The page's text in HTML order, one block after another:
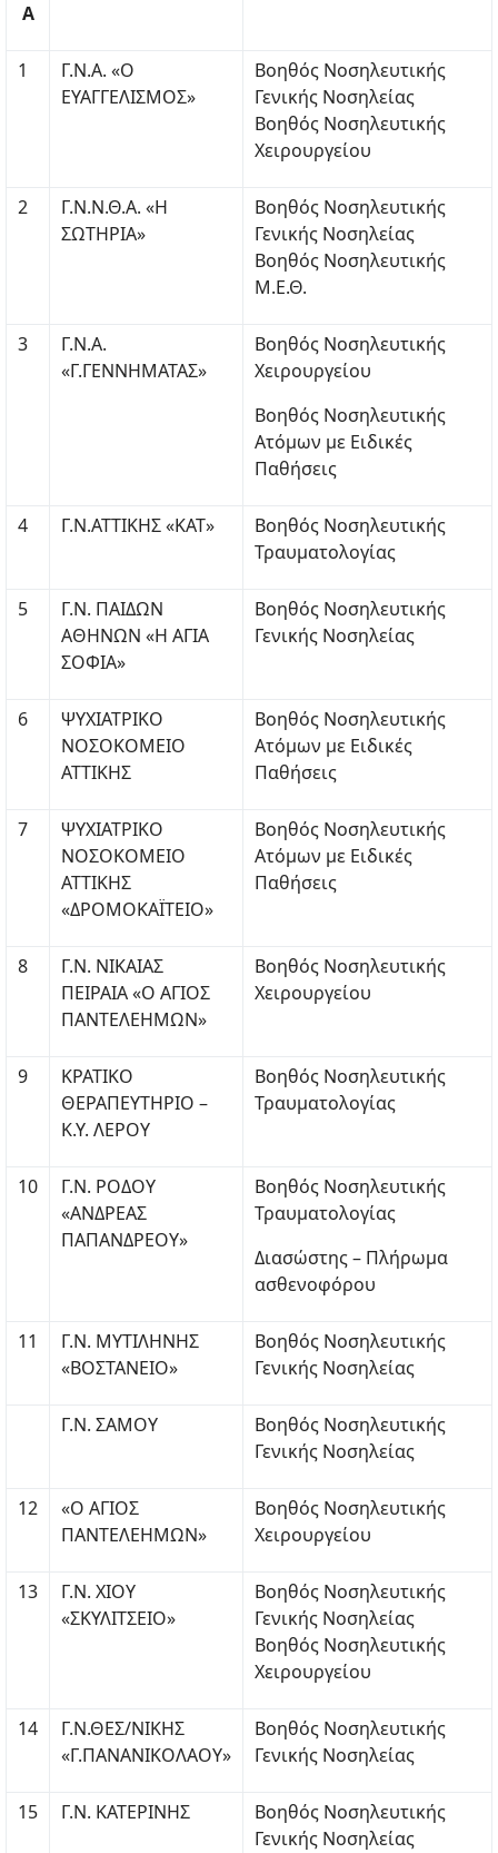
Α
1
Γ.Ν.Α. «Ο
ΕΥΑΓΓΕΛΙΣΜΟΣ»
Βοηθός Νοσηλευτικής
Γενικής Νοσηλείας
Βοηθός Νοσηλευτικής
Χειρουργείου
2
Γ.Ν.Ν.Θ.Α. «Η
ΣΩΤΗΡΙΑ»
Βοηθός Νοσηλευτικής
Γενικής Νοσηλείας
Βοηθός Νοσηλευτικής
Μ.Ε.Θ.
3
Γ.Ν.Α.
«Γ.ΓΕΝΝΗΜΑΤΑΣ»
Βοηθός Νοσηλευτικής
Χειρουργείου
Βοηθός Νοσηλευτικής
Ατόμων με Ειδικές
Παθήσεις
4 Γ.Ν.ΑΤΤΙΚΗΣ «ΚΑΤ»
Βοηθός Νοσηλευτικής
Τραυματολογίας
5
Γ.Ν. ΠΑΙΔΩΝ
ΑΘΗΝΩΝ «Η ΑΓΙΑ
ΣΟΦΙΑ»
Βοηθός Νοσηλευτικής
Γενικής Νοσηλείας
6
ΨΥΧΙΑΤΡΙΚΟ
ΝΟΣΟΚΟΜΕΙΟ
ΑΤΤΙΚΗΣ
Βοηθός Νοσηλευτικής
Ατόμων με Ειδικές
Παθήσεις
7
ΨΥΧΙΑΤΡΙΚΟ
ΝΟΣΟΚΟΜΕΙΟ
ΑΤΤΙΚΗΣ
«ΔΡΟΜΟΚΑΪΤΕΙΟ»
Βοηθός Νοσηλευτικής
Ατόμων με Ειδικές
Παθήσεις
8
Γ.Ν. ΝΙΚΑΙΑΣ
ΠΕΙΡΑΙΑ «Ο ΑΓΙΟΣ
ΠΑΝΤΕΛΕΗΜΩΝ»
Βοηθός Νοσηλευτικής
Χειρουργείου
9
ΚΡΑΤΙΚΟ
ΘΕΡΑΠΕΥΤΗΡΙΟ –
Κ.Υ. ΛΕΡΟΥ
Βοηθός Νοσηλευτικής
Τραυματολογίας
10
Γ.Ν. ΡΟΔΟΥ
«ΑΝΔΡΕΑΣ
ΠΑΠΑΝΔΡΕΟΥ»
Βοηθός Νοσηλευτικής
Τραυματολογίας
Διασώστης – Πλήρωμα
ασθενοφόρου
11
Γ.Ν. ΜΥΤΙΛΗΝΗΣ
«ΒΟΣΤΑΝΕΙΟ»
Βοηθός Νοσηλευτικής
Γενικής Νοσηλείας
Γ.Ν. ΣΑΜΟΥ
Βοηθός Νοσηλευτικής
Γενικής Νοσηλείας
12
«Ο ΑΓΙΟΣ
ΠΑΝΤΕΛΕΗΜΩΝ»
Βοηθός Νοσηλευτικής
Χειρουργείου
13
Γ.Ν. ΧΙΟΥ
«ΣΚΥΛΙΤΣΕΙΟ»
Βοηθός Νοσηλευτικής
Γενικής Νοσηλείας
Βοηθός Νοσηλευτικής
Χειρουργείου
14
Γ.Ν.ΘΕΣ/ΝΙΚΗΣ
«Γ.ΠΑΝΑΝΙΚΟΛΑΟΥ»
Βοηθός Νοσηλευτικής
Γενικής Νοσηλείας
15 Γ.Ν. ΚΑΤΕΡΙΝΗΣ
Βοηθός Νοσηλευτικής
Γενικής Νοσηλείας